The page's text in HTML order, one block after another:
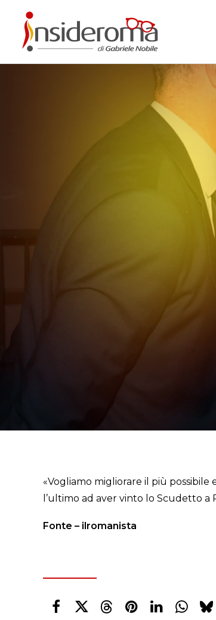
«Vogliamo migliorare il più possibile
l’ultimo ad aver vinto lo Scudetto a
Fonte – ilromanista